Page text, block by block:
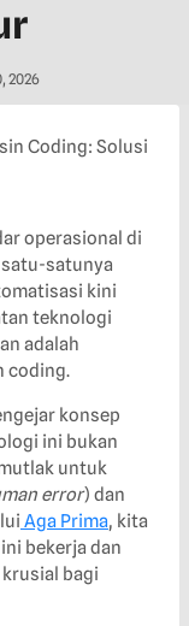
2026
operasional di
satunya
kini
teknologi
adalah
coding.
konsep
ini bukan
untuk
error) dan
Aga Prima, kita
bekerja dan
bagi